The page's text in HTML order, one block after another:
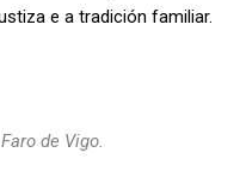
e a tradición familiar.
de Vigo.